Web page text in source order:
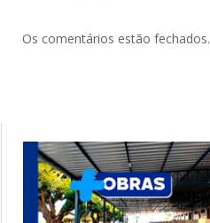
Os comentários estão fechados.